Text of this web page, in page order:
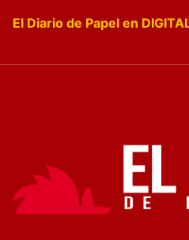
El Diario de Papel en